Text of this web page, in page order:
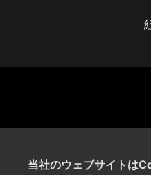
当社のウェブサイトは